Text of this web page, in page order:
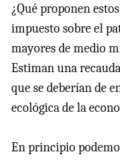
¿Qué proponen
impuesto sobre el
mayores de medio
Estiman una
que se deberían de
ecológica de la
En principio